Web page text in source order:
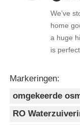
We’ve
home
a huge
is
returns.
Markeringen:
omgekeerde
RO